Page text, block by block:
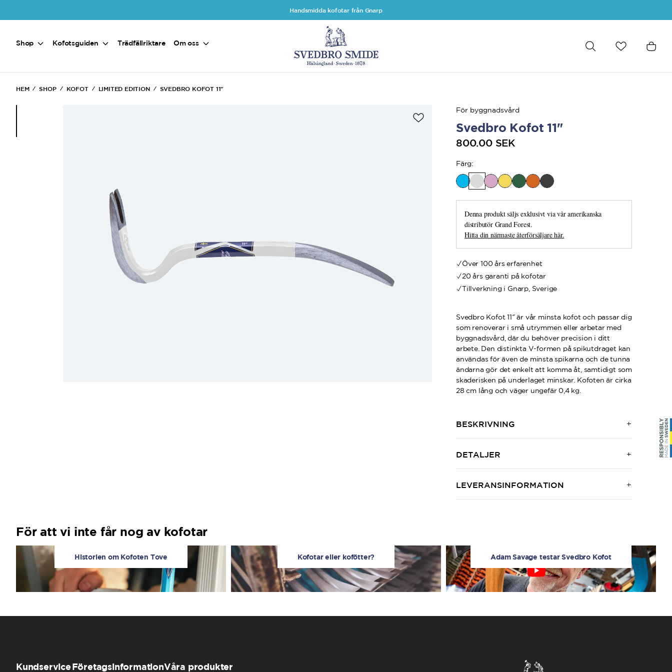
Handsmidda kofotar från Gnarp
Shop Kofotsguiden Trädfällriktare Om oss
HEM SHOP KOFOT LIMITED EDITION SVEDBRO KOFOT 11"
För byggnadsvård
Svedbro Kofot 11"
800.00 SEK
Färg:
Denna produkt säljs exklusivt via vår amerikanska
distributör Grand Forest.
Hitta din närmaste återförsäljare här.
Över 100 års erfarenhet
20 års garanti på kofotar
Tillverkning i Gnarp, Sverige
Svedbro Kofot 11″ är vår minsta kofot och passar dig
som renoverar i små utrymmen eller arbetar med
byggnadsvård, där du behöver precision i ditt
arbete. Den distinkta V-formen på spikutdraget kan
användas för även de minsta spikarna och de tunna
ändarna gör det enkelt att komma åt, samtidigt som
skaderisken på underlaget minskar. Kofoten är cirka
28 cm lång och väger ungefär 0,4 kg.
BESKRIVNING
DETALJER
LEVERANSINFORMATION
För att vi inte får nog av kofotar
Historien om Kofoten Tove Kofotar eller kofötter? Adam Savage testar Svedbro Kofot
KundserviceFöretagsinformationVåra produkter